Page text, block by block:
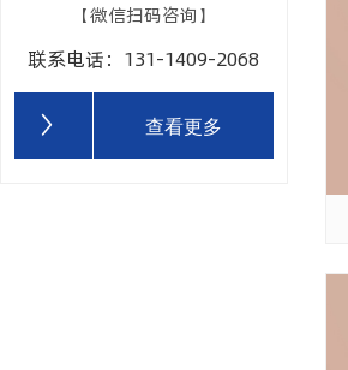
【微信扫码咨询】
联系电话：131-1409-2068
查看更多